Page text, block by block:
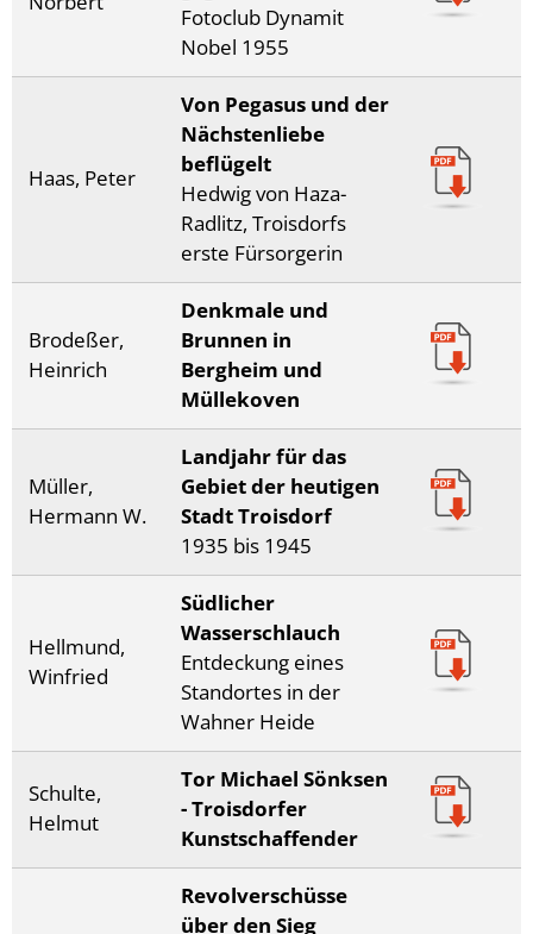
Fotoclub Dynamit
Nobel 1955
Haas, Peter
Von Pegasus und der
Nächstenliebe
beflügelt
Hedwig von Haza-
Radlitz, Troisdorfs
erste Fürsorgerin
Brodeßer,
Heinrich
Denkmale und
Brunnen in
Bergheim und
Müllekoven
Müller,
Hermann W.
Landjahr für das
Gebiet der heutigen
Stadt Troisdorf
1935 bis 1945
Hellmund,
Winfried
Südlicher
Wasserschlauch
Entdeckung eines
Standortes in der
Wahner Heide
Schulte,
Helmut
Tor Michael Sönksen
- Troisdorfer
Kunstschaffender
Revolverschüsse
über den Sieg